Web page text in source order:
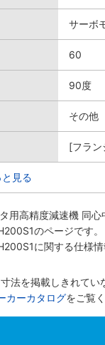
サーボ
60
90度
その他
[フラン
見る
用高精度減速機 同
のページです。
に関する仕様情
法を掲載しきれてい
カーカタログをご覧